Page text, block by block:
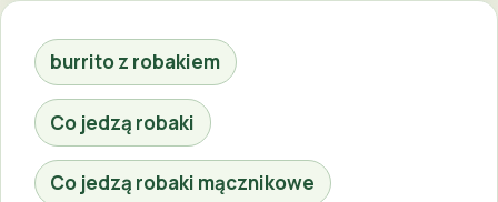
burrito z robakiem
Co jedzą robaki
Co jedzą robaki mącznikowe